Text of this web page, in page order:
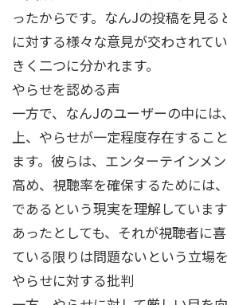
ったからです。なんJの投稿を見る
に対する様々な意見が交わされて
きく二つに分かれます。
やらせを認める声
一方で、なんJのユーザーの中に
上、やらせが一定程度存在するこ
ます。彼らは、エンターテインメ
高め、視聴率を確保するためには
であるという現実を理解していま
あったとしても、それが視聴者に
ている限りは問題ないという立場
やらせに対する批判